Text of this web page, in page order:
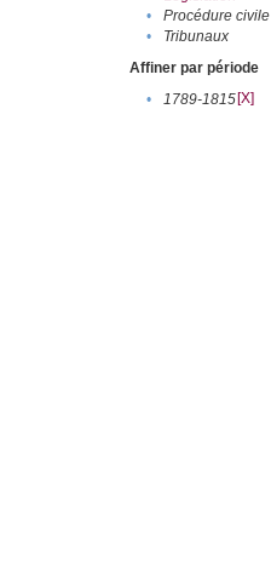
•
Procédure civile
•
Tribunaux
Affiner par période
•
1789-1815[X]